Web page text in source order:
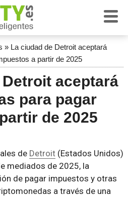
» La ciudad de Detroit aceptará
a partir de 2025
aceptará
para pagar
de 2025
de Detroit(Estados Unidos)
mediados de 2025, la
de pagar impuestos y otras
a través de una